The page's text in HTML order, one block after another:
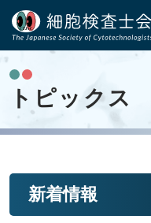
トピックス
新着情報